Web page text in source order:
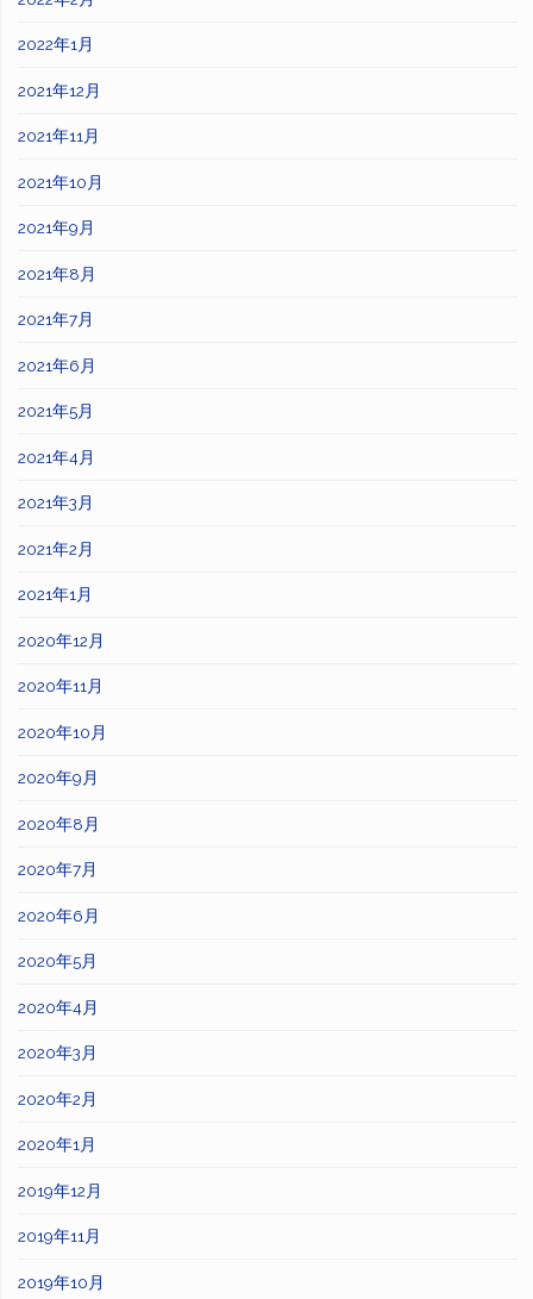
2022年1月
2021年12月
2021年11月
2021年10月
2021年9月
2021年8月
2021年7月
2021年6月
2021年5月
2021年4月
2021年3月
2021年2月
2021年1月
2020年12月
2020年11月
2020年10月
2020年9月
2020年8月
2020年7月
2020年6月
2020年5月
2020年4月
2020年3月
2020年2月
2020年1月
2019年12月
2019年11月
2019年10月